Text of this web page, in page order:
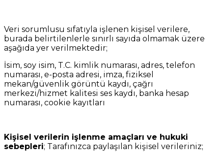
Veri sorumlusu sıfatıyla işlenen kişisel verilere,
burada belirtilenlerle sınırlı sayıda olmamak üzere
aşağıda yer verilmektedir;
İsim, soy isim, T.C. kimlik numarası, adres, telefon
numarası, e-posta adresi, imza, fiziksel
mekan/güvenlik görüntü kaydı, çağrı
merkezi/hizmet kalitesi ses kaydı, banka hesap
numarası, cookie kayıtları
Kişisel verilerin işlenme amaçları ve hukuki
sebepleri; Tarafınızca paylaşılan kişisel verileriniz;